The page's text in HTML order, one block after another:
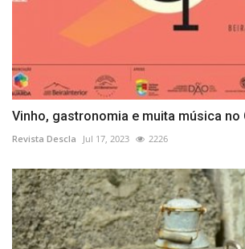
Vinho, gastronomia e muita música no
Revista Descla Jul 17, 2023 2226